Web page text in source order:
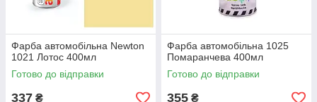
Фарба автомобільна Newton
1021 Лотос 400мл
Готово до відправки
337 ₴
Фарба автомобільна 1025
Помаранчева 400мл
Готово до відправки
355 ₴